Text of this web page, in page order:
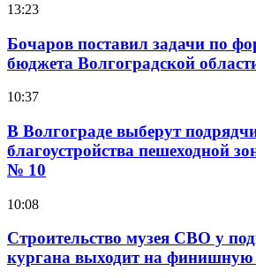
13:23
Бочаров поставил задачи по
бюджета Волгоградской
10:37
В Волгограде выберут
благоустройства пешеходной
№ 10
10:08
Строительство музея СВО у
кургана выходит на